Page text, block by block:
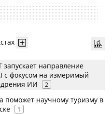
запускает направление
с фокусом на измеримый
ИИ
2
поможет научному туризму в
1